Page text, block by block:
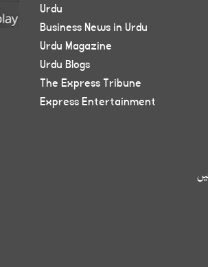
Urdu
Business News in Urdu
Urdu Magazine
Urdu Blogs
The Express Tribune
Express Entertainment